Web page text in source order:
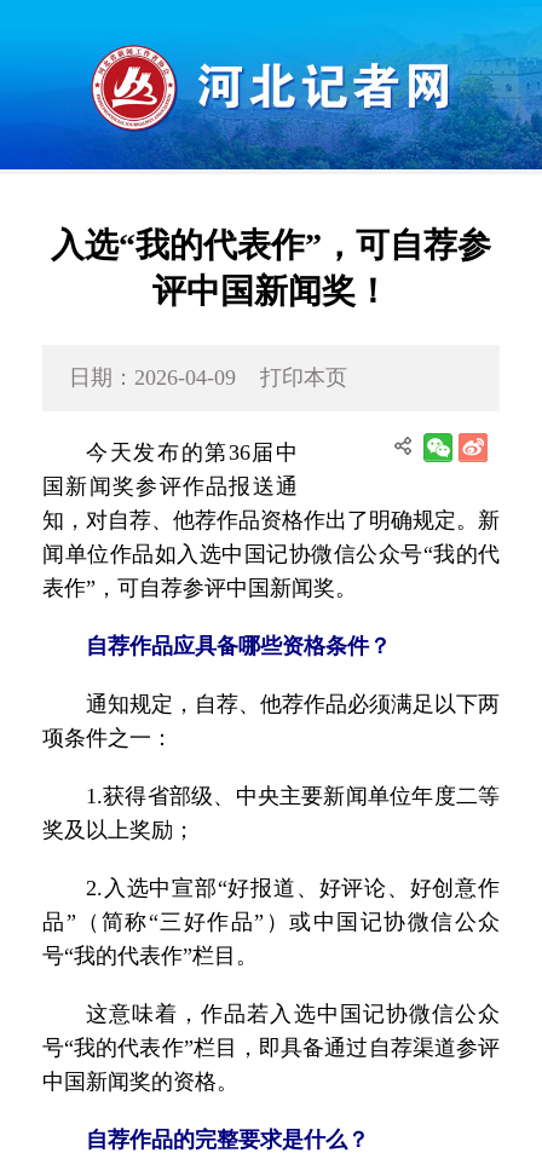
入选“我的代表作”，可自荐参
评中国新闻奖！
日期：2026-04-09 打印本页
今天发布的第36届中
国新闻奖参评作品报送通
知，对自荐、他荐作品资格作出了明确规定。新
闻单位作品如入选中国记协微信公众号“我的代
表作”，可自荐参评中国新闻奖。
自荐作品应具备哪些资格条件？
通知规定，自荐、他荐作品必须满足以下两
项条件之一：
1.获得省部级、中央主要新闻单位年度二等
奖及以上奖励；
2.入选中宣部“好报道、好评论、好创意作
品”（简称“三好作品”）或中国记协微信公众
号“我的代表作”栏目。
这意味着，作品若入选中国记协微信公众
号“我的代表作”栏目，即具备通过自荐渠道参评
中国新闻奖的资格。
自荐作品的完整要求是什么？